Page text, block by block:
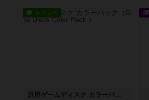
レビュー
汎用ゲームディスク カラーパック